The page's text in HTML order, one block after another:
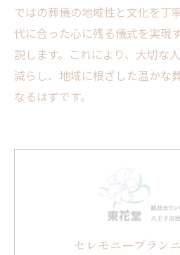
ではの葬儀の地域性と文化を丁
代に合った心に残る儀式を実現
説します。これにより、大切な
減らし、地域に根ざした温かな
なるはずです。
セレモニープラン